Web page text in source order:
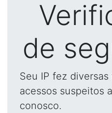
de
Seu IP fez
acessos suspeitos
conosco.